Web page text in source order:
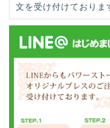
文を受け付けておりま